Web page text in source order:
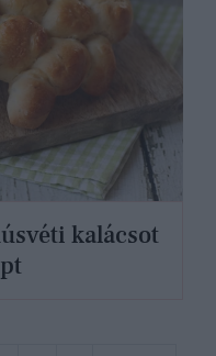
kalácsot